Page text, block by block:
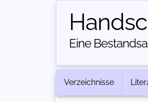
Eine
Verzeichnisse